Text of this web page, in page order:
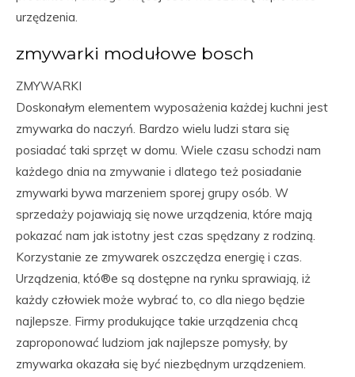
urzędzenia.
zmywarki modułowe bosch
ZMYWARKI
Doskonałym elementem wyposażenia każdej kuchni jest
zmywarka do naczyń. Bardzo wielu ludzi stara się
posiadać taki sprzęt w domu. Wiele czasu schodzi nam
każdego dnia na zmywanie i dlatego też posiadanie
zmywarki bywa marzeniem sporej grupy osób. W
sprzedaży pojawiają się nowe urządzenia, które mają
pokazać nam jak istotny jest czas spędzany z rodziną.
Korzystanie ze zmywarek oszczędza energię i czas.
Urządzenia, któ®e są dostępne na rynku sprawiają, iż
każdy człowiek może wybrać to, co dla niego będzie
najlepsze. Firmy produkujące takie urządzenia chcą
zaproponować ludziom jak najlepsze pomysły, by
zmywarka okazała się być niezbędnym urządzeniem.